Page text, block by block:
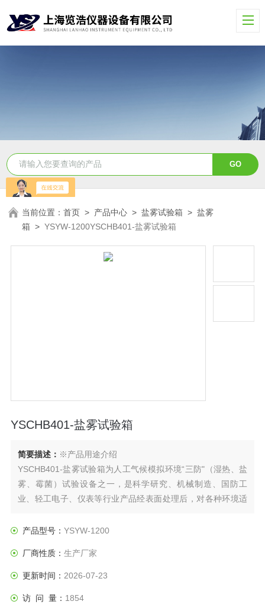
当前位置：首页 > 产品中心 >盐雾试验箱 >盐雾
箱 >YSYW-1200YSCHB401-盐雾试验箱
YSCHB401-盐雾试验箱
简要描述： ※产品用途介绍
YSCHB401-盐雾试验箱为人工气候模拟环境“三防"（湿热、盐
雾、霉菌）试验设备之一，是科学研究、机械制造、国防工
业、轻工电子、仪表等行业产品经表面处理后，对各种环境适
产品型号： YSYW-1200
厂商性质： 生产厂家
更新时间： 2026-07-23
访 问 量： 1854